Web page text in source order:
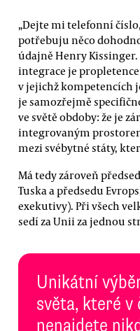
„Dejte mi telefonní
potřebuju něco
údajně Henry
integrace je
v jejichž kompetencích
je samozřejmě
ve světě obdoby: že je
integrovaným
mezi svébytné státy,
Má tedy zároveň
Tuska a předsedu
exekutivy). Při všech
sedí za Unii za jednou
Unikátní
světa, které v
nenajdete